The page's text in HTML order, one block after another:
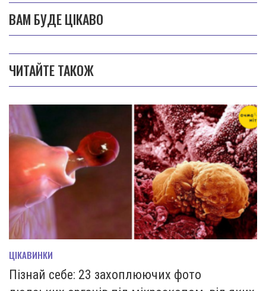
ВАМ БУДЕ ЦІКАВО
ЧИТАЙТЕ ТАКОЖ
ЦІКАВИНКИ
Пізнай себе: 23 захоплюючих фото